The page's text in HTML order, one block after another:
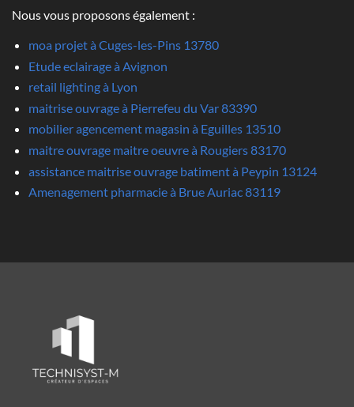
Nous vous proposons également :
moa projet à Cuges-les-Pins 13780
Etude eclairage à Avignon
retail lighting à Lyon
maitrise ouvrage à Pierrefeu du Var 83390
mobilier agencement magasin à Eguilles 13510
maitre ouvrage maitre oeuvre à Rougiers 83170
assistance maitrise ouvrage batiment à Peypin 13124
Amenagement pharmacie à Brue Auriac 83119